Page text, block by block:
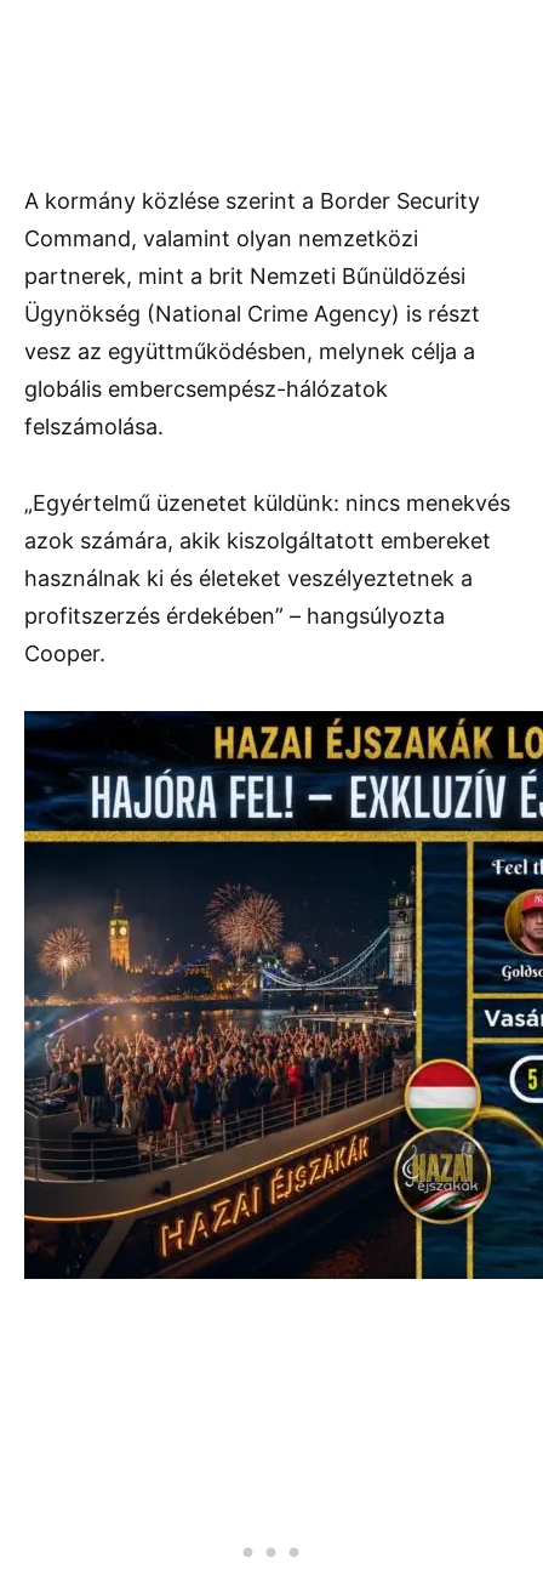
A kormány közlése szerint a Border Security
Command, valamint olyan nemzetközi
partnerek, mint a brit Nemzeti Bűnüldözési
Ügynökség (National Crime Agency) is részt
vesz az együttműködésben, melynek célja a
globális embercsempész-hálózatok
felszámolása.
„Egyértelmű üzenetet küldünk: nincs menekvés
azok számára, akik kiszolgáltatott embereket
használnak ki és életeket veszélyeztetnek a
profitszerzés érdekében” – hangsúlyozta
Cooper.